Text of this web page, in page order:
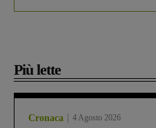
Più lette
Cronaca 4 Agosto 2026